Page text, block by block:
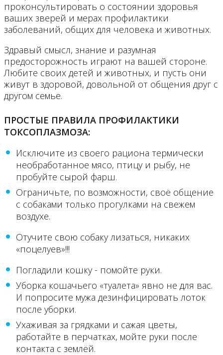
проконсультировать о состоянии здоровья
ваших зверей и мерах профилактики
заболеваний, общих для человека и животных.
Здравый смысл, знание и разумная
предосторожность играют на вашей стороне.
Любите своих детей и животных, и пусть они
живут в здоровой, довольной от общения друг с
другом семье.
ПРОСТЫЕ ПРАВИЛА ПРОФИЛАКТИКИ
ТОКСОПЛАЗМОЗА:
Исключите из своего рациона термически
необработанное мясо, птицу и рыбу, не
пробуйте сырой фарш.
Ограничьте, по возможности, своё общение
с собаками только прогулками на свежем
воздухе.
Отучите свою собаку лизаться, никаких
«поцелуев»!!!
Погладили кошку - помойте руки.
Уборка кошачьего «туалета» явно не для вас.
И попросите мужа дезинфицировать лоток
после уборки.
Ухаживая за грядками и сажая цветы,
работайте в перчатках, мойте руки после
контакта с землёй.